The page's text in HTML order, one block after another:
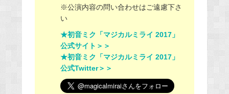
※公演内容の問い合わせはご遠慮下さ
い
★初音ミク「マジカルミライ 2017」
公式サイト＞＞
★初音ミク「マジカルミライ 2017」
公式Twitter＞＞